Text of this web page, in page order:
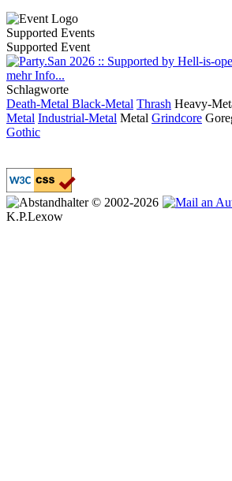
Supported Events
Supported Event
Schlagworte
Death-Metal Black-Metal Thrash Heavy-
Metal Industrial-Metal Metal Grindcore
Gothic
© 2002-2026
K.P.Lexow